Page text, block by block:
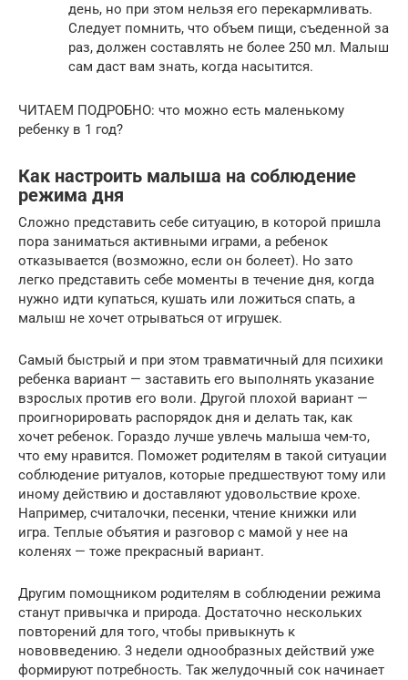
день, но при этом нельзя его перекармливать.
Следует помнить, что объем пищи, съеденной за
раз, должен составлять не более 250 мл. Малыш
сам даст вам знать, когда насытится.
ЧИТАЕМ ПОДРОБНО: что можно есть маленькому
ребенку в 1 год?
Как настроить малыша на соблюдение
режима дня
Сложно представить себе ситуацию, в которой пришла
пора заниматься активными играми, а ребенок
отказывается (возможно, если он болеет). Но зато
легко представить себе моменты в течение дня, когда
нужно идти купаться, кушать или ложиться спать, а
малыш не хочет отрываться от игрушек.
Самый быстрый и при этом травматичный для психики
ребенка вариант — заставить его выполнять указание
взрослых против его воли. Другой плохой вариант —
проигнорировать распорядок дня и делать так, как
хочет ребенок. Гораздо лучше увлечь малыша чем-то,
что ему нравится. Поможет родителям в такой ситуации
соблюдение ритуалов, которые предшествуют тому или
иному действию и доставляют удовольствие крохе.
Например, считалочки, песенки, чтение книжки или
игра. Теплые объятия и разговор с мамой у нее на
коленях — тоже прекрасный вариант.
Другим помощником родителям в соблюдении режима
станут привычка и природа. Достаточно нескольких
повторений для того, чтобы привыкнуть к
нововведению. 3 недели однообразных действий уже
формируют потребность. Так желудочный сок начинает